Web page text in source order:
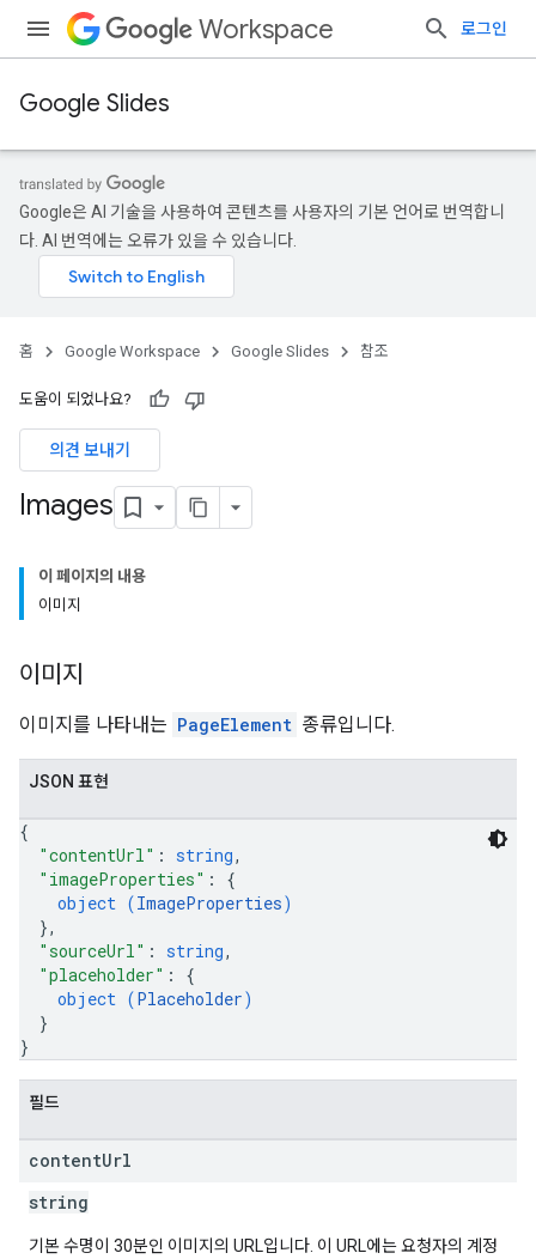
Workspace 로그인
Google Slides
Google은 AI 기술을 사용하여 콘텐츠를 사용자의 기본 언어로 번역합니
다. AI 번역에는 오류가 있을 수 있습니다.
홈 Google Workspace Google Slides 참조
도움이 되었나요?
의견 보내기
Images
이 페이지의 내용
이미지
이미지
이미지를 나타내는 PageElement 종류입니다.
JSON 표현
{
"contentUrl" : string,
"imageProperties" : {
object (ImageProperties)
},
"sourceUrl" : string,
"placeholder" : {
object (Placeholder)
}
}
필드
contentUrl
string
기본 수명이 30분인 이미지의 URL입니다. 이 URL에는 요청자의 계정